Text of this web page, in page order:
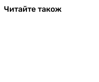
Читайте також